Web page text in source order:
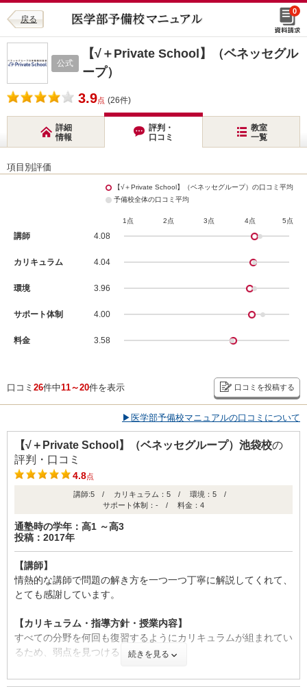
戻る
0
公式
【√＋Private School】（ベネッセグル
ープ）
3.9点 (26件)
詳細
情報
評判・
口コミ
教室
一覧
項目別評価
【√＋Private School】（ベネッセグループ）の口コミ平均
予備校全体の口コミ平均
1点 2点 3点 4点 5点
講師 4.08
カリキュラム 4.04
環境 3.96
サポート体制 4.00
料金 3.58
口コミ 26件中11～20件を表示 口コミを投稿する
▶医学部予備校マニュアルの口コミについて
【√＋Private School】（ベネッセグループ）池袋校の
評判・口コミ
4.8点
講師:5 / カリキュラム：5 / 環境：5 /
サポート体制：- / 料金：4
通塾時の学年：高1 ～高3
投稿：2017年
【講師】
情熱的な講師で問題の解き方を一つ一つ丁寧に解説してくれて、
とても感謝しています。
【カリキュラム・指導方針・授業内容】
すべての分野を何回も復習するようにカリキュラムが組まれてい
るため、弱点を見つけることができる。
【校舎内外の環境について（自習室、交通の便、治安、立地な
続きを見る